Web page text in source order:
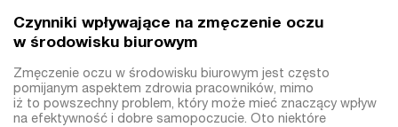
Czynniki wpływające na zmęczenie oczu
w środowisku biurowym
Zmęczenie oczu w środowisku biurowym jest często
pomijanym aspektem zdrowia pracowników, mimo
iż to powszechny problem, który może mieć znaczący wpływ
na efektywność i dobre samopoczucie. Oto niektóre